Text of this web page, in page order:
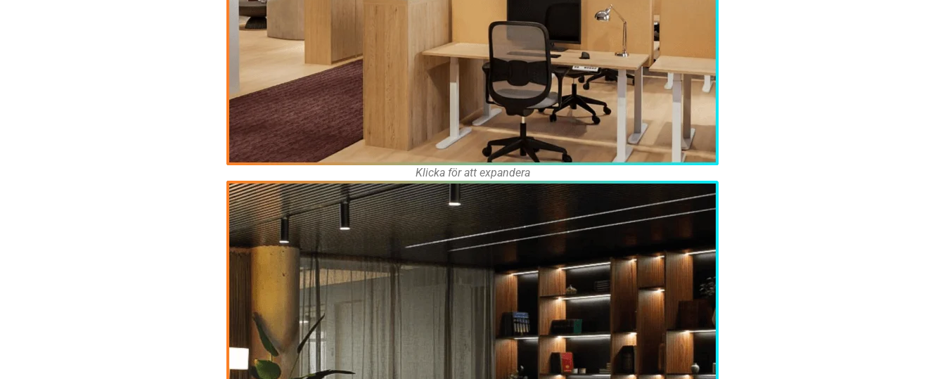
Klicka för att expandera